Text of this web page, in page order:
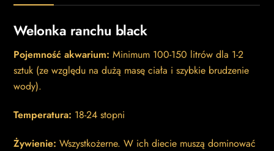
Welonka ranchu black
Pojemność akwarium: Minimum 100-150 litrów dla 1-2
sztuk (ze względu na dużą masę ciała i szybkie brudzenie
wody).
Temperatura: 18-24 stopni
Żywienie: Wszystkożerne. W ich diecie muszą dominować